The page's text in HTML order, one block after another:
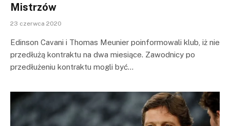
Mistrzów
23 czerwca 2020
Edinson Cavani i Thomas Meunier poinformowali klub, iż nie
przedłużą kontraktu na dwa miesiące. Zawodnicy po
przedłużeniu kontraktu mogli być…